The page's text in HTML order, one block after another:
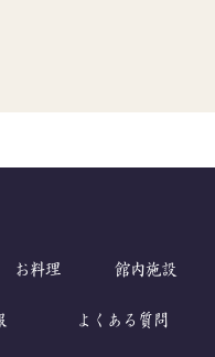
お料理 館内施設
よくある質問